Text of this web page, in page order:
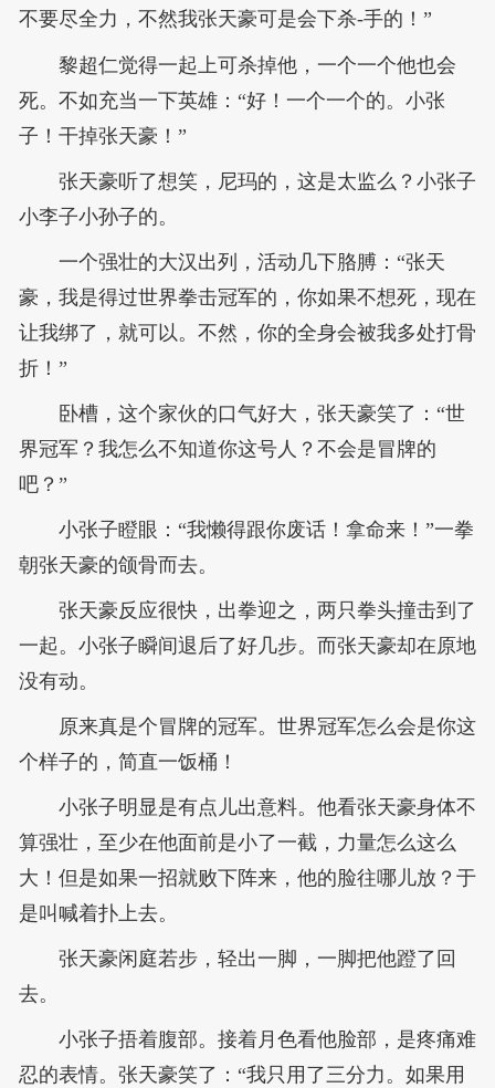
不要尽全力，不然我张天豪可是会下杀-手的！”
黎超仁觉得一起上可杀掉他，一个一个他也会
死。不如充当一下英雄：“好！一个一个的。小张
子！干掉张天豪！”
张天豪听了想笑，尼玛的，这是太监么？小张子
小李子小孙子的。
一个强壮的大汉出列，活动几下胳膊：“张天
豪，我是得过世界拳击冠军的，你如果不想死，现在
让我绑了，就可以。不然，你的全身会被我多处打骨
折！”
卧槽，这个家伙的口气好大，张天豪笑了：“世
界冠军？我怎么不知道你这号人？不会是冒牌的
吧？”
小张子瞪眼：“我懒得跟你废话！拿命来！”一拳
朝张天豪的颌骨而去。
张天豪反应很快，出拳迎之，两只拳头撞击到了
一起。小张子瞬间退后了好几步。而张天豪却在原地
没有动。
原来真是个冒牌的冠军。世界冠军怎么会是你这
个样子的，简直一饭桶！
小张子明显是有点儿出意料。他看张天豪身体不
算强壮，至少在他面前是小了一截，力量怎么这么
大！但是如果一招就败下阵来，他的脸往哪儿放？于
是叫喊着扑上去。
张天豪闲庭若步，轻出一脚，一脚把他蹬了回
去。
小张子捂着腹部。接着月色看他脸部，是疼痛难
忍的表情。张天豪笑了：“我只用了三分力。如果用